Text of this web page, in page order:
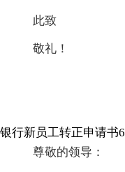
此致
敬礼！
银行新员工转正申请书6
尊敬的领导：